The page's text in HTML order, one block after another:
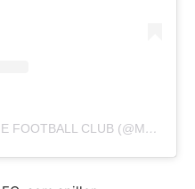
ET INNLEGG DELT AV MARINE FOOTBALL CLUB (@MARINEAFC)